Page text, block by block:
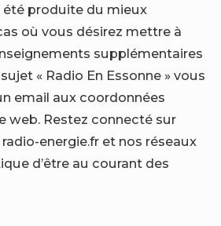
été produite du mieux
où vous désirez mettre à
supplémentaires
« Radio En Essonne » vous
email aux coordonnées
web. Restez connecté sur
energie.fr et nos réseaux
d’être au courant des